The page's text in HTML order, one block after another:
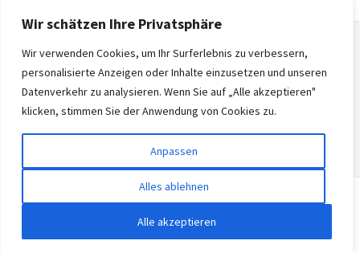
Wir schätzen Ihre Privatsphäre
Wir verwenden Cookies, um Ihr Surferlebnis zu verbessern,
personalisierte Anzeigen oder Inhalte einzusetzen und unseren
Datenverkehr zu analysieren. Wenn Sie auf „Alle akzeptieren"
klicken, stimmen Sie der Anwendung von Cookies zu.
Anpassen
Alles ablehnen
Alle akzeptieren
Startseite
Datenschutzerklärung
Copyright © 2026 Tecnopedia. Alle Rechte vorbehalten.
Gatsby-Theme von